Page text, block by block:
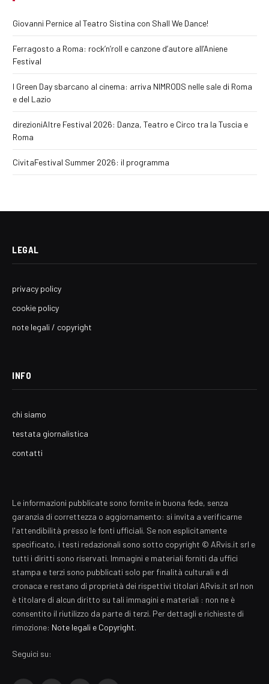
Giovanni Pernice al Teatro Sistina con Shall We Dance!
Ferragosto a Roma: rock’n’roll e canzone d’autore all’Aniene
Festival
I Green Day sbarcano al cinema: arriva NIMRODS nelle sale di Roma
e del Lazio
direzioniAltre Festival 2026: Danza, Teatro e Circo tra la Tuscia e
Roma
CivitaFestival Summer 2026: il programma
LEGAL
privacy policy
cookie policy
note legali / copyright
INFO
chi siamo
testata giornalistica
contatti
Le informazioni pubblicate sono fornite in buona fede, senza
garanzia di correttezza o aggiornamento: si invita a verificarne
l'attendibilità presso le fonti ufficiali. Se non esplicitamente
specificato, i testi redazionali sono sotto copyright © ARvis.it srl e
tutti i diritti sono riservati. Immagini e materiali forniti da uffici
stampa e terzi sono pubblicati solo per finalità culturali e di
cronaca e restano di proprietà dei rispettivi titolari ARvis.it srl non
è titolare di alcun diritto su tali immagini e materiali : non ne è
consentito il riutilizzo da parte di terzi. Per dettagli e richieste di
rimozione: Note legali e Copyright.
Seguici su: